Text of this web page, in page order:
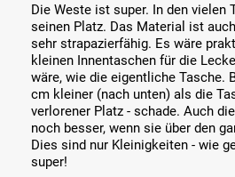
Die Weste ist super. In den vielen
seinen Platz. Das Material ist
sehr strapazierfähig. Es wäre
kleinen Innentaschen für die
wäre, wie die eigentliche Tasche.
cm kleiner (nach unten) als die
verlorener Platz - schade. Auch
noch besser, wenn sie über den
Dies sind nur Kleinigkeiten - wie
super!